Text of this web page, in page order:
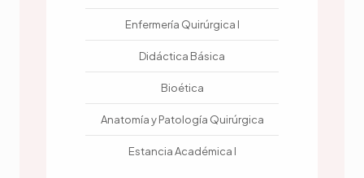
Enfermería Quirúrgica I
Didáctica Básica
Bioética
Anatomía y Patología Quirúrgica
Estancia Académica I